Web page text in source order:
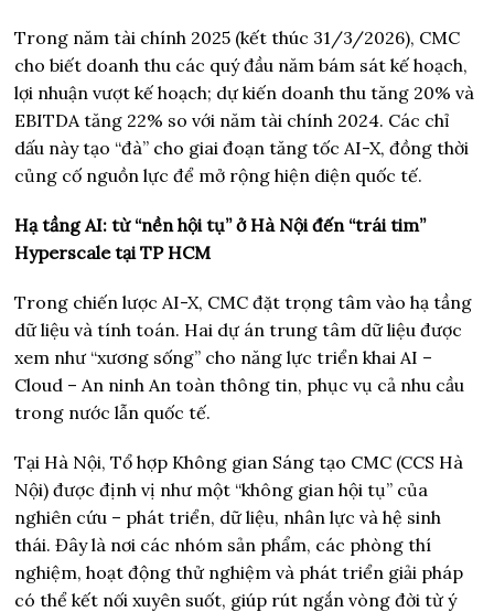
Trong năm tài chính 2025 (kết thúc 31/3/2026), CMC
cho biết doanh thu các quý đầu năm bám sát kế hoạch,
lợi nhuận vượt kế hoạch; dự kiến doanh thu tăng 20% và
EBITDA tăng 22% so với năm tài chính 2024. Các chỉ
dấu này tạo “đà” cho giai đoạn tăng tốc AI-X, đồng thời
củng cố nguồn lực để mở rộng hiện diện quốc tế.
Hạ tầng AI: từ “nền hội tụ” ở Hà Nội đến “trái tim”
Hyperscale tại TP HCM
Trong chiến lược AI-X, CMC đặt trọng tâm vào hạ tầng
dữ liệu và tính toán. Hai dự án trung tâm dữ liệu được
xem như “xương sống” cho năng lực triển khai AI –
Cloud – An ninh An toàn thông tin, phục vụ cả nhu cầu
trong nước lẫn quốc tế.
Tại Hà Nội, Tổ hợp Không gian Sáng tạo CMC (CCS Hà
Nội) được định vị như một “không gian hội tụ” của
nghiên cứu – phát triển, dữ liệu, nhân lực và hệ sinh
thái. Đây là nơi các nhóm sản phẩm, các phòng thí
nghiệm, hoạt động thử nghiệm và phát triển giải pháp
có thể kết nối xuyên suốt, giúp rút ngắn vòng đời từ ý